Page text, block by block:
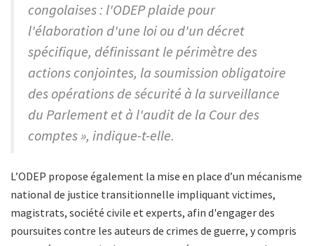
congolaises : l'ODEP plaide pour
l'élaboration d'une loi ou d'un décret
spécifique, définissant le périmètre des
actions conjointes, la soumission obligatoire
des opérations de sécurité à la surveillance
du Parlement et à l'audit de la Cour des
comptes », indique-t-elle.
L’ODEP propose également la mise en place d’un mécanisme
national de justice transitionnelle impliquant victimes,
magistrats, société civile et experts, afin d'engager des
poursuites contre les auteurs de crimes de guerre, y compris